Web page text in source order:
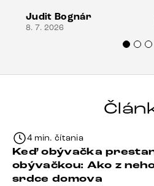
Vincze pri riešení mojej
veľmi korektne.
Judit Bognár
8. 7. 2026
4 min. čítania
Keď obývačka
obývačkou: Ako z
srdce domova